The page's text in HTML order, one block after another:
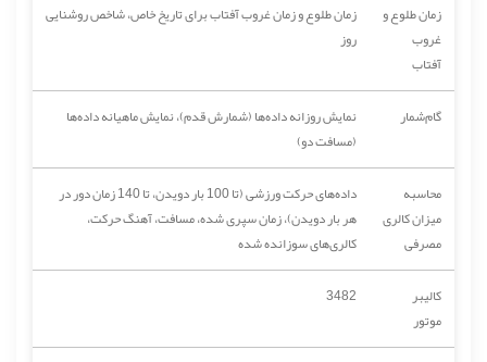
زمان طلوع و
غروب
آفتاب
زمان طلوع و زمان غروب آفتاب برای تاریخ خاص، شاخص روشنایی
روز
گام‌شمار
نمایش روزانه داده‌ها (شمارش قدم)، نمایش ماهیانه داده‌ها
(مسافت دو)
محاسبه
میزان کالری
مصرفی
داده‌های حرکت ورزشی (تا 100 بار دویدن، تا 140 زمان دور در
هر بار دویدن)، زمان سپری شده، مسافت، آهنگ حرکت،
کالری‌های سوزانده شده
کالیبر
موتور
3482